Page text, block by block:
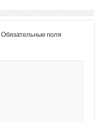
Обязательные поля